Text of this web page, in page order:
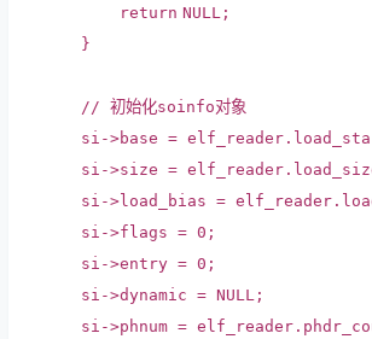
return NULL;
}
// 初始化soinfo对象
si->base =
si->size =
si->load_bias =
si->flags = 0;
si->entry = 0;
si->dynamic = NULL;
si->phnum =